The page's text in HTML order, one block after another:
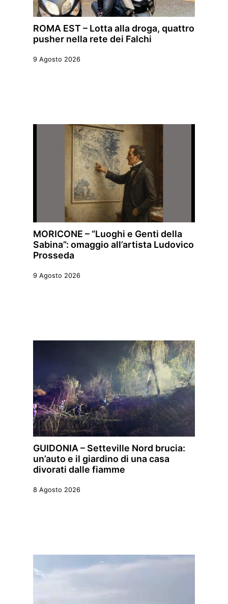
ROMA EST – Lotta alla droga, quattro
pusher nella rete dei Falchi
9 Agosto 2026
MORICONE – “Luoghi e Genti della
Sabina”: omaggio all’artista Ludovico
Prosseda
9 Agosto 2026
GUIDONIA – Setteville Nord brucia:
un’auto e il giardino di una casa
divorati dalle fiamme
8 Agosto 2026